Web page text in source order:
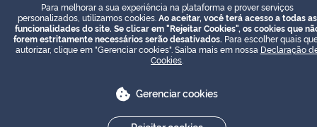
Para melhorar a sua experiência na plataforma e prover serviços
personalizados, utilizamos cookies. Ao aceitar, você terá acesso a todas as
funcionalidades do site. Se clicar em "Rejeitar Cookies", os cookies que
forem estritamente necessários serão desativados. Para escolher quais
autorizar, clique em "Gerenciar cookies". Saiba mais em nossa Declaração
Cookies
Gerenciar cookies